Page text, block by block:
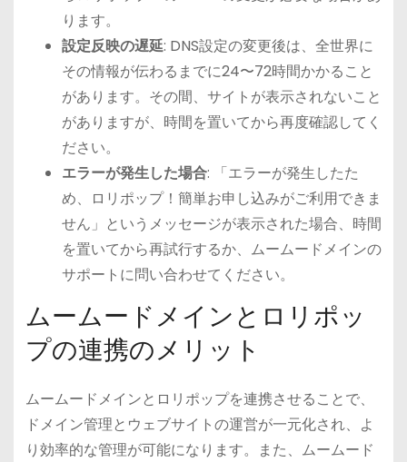
ります。
設定反映の遅延: DNS設定の変更後は、全世界に
その情報が伝わるまでに24〜72時間かかること
があります。その間、サイトが表示されないこと
がありますが、時間を置いてから再度確認してく
ださい。
エラーが発生した場合: 「エラーが発生したた
め、ロリポップ！簡単お申し込みがご利用できま
せん」というメッセージが表示された場合、時間
を置いてから再試行するか、ムームードメインの
サポートに問い合わせてください。
ムームードメインとロリポッ
プの連携のメリット
ムームードメインとロリポップを連携させることで、
ドメイン管理とウェブサイトの運営が一元化され、よ
り効率的な管理が可能になります。また、ムームード